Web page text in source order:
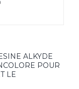
ALKYDE
POUR
LE